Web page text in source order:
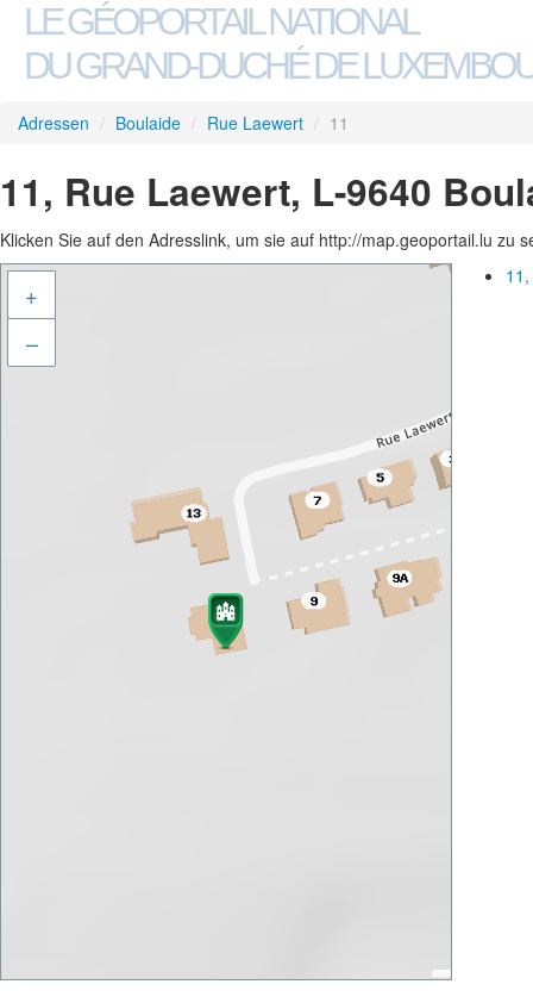
LE GÉOPORTAIL NATIONAL
DU GRAND-DUCHÉ DE
Adressen / Boulaide / Rue Laewert / 11
11, Rue Laewert, L-9640
Klicken Sie auf den Adresslink, um sie auf http://map.geoportail.lu zu
+
–